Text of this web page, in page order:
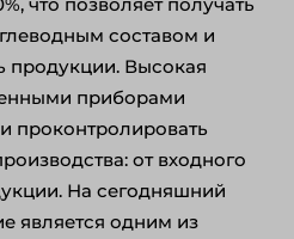
составом и
продукции. Высокая
приборами
проконтролировать
от входного
На сегодняшний
является одним из